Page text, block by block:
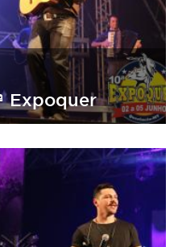
Expoquer